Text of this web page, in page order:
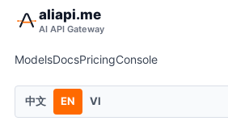
aliapi.me
AI API Gateway
ModelsDocsPricingConsole
中文 EN VI